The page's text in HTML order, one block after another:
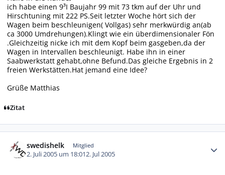
ich habe einen 9³I Baujahr 99 mit 73 tkm auf der Uhr und
Hirschtuning mit 222 PS.Seit letzter Woche hört sich der
Wagen beim beschleunigen( Vollgas) sehr merkwürdig an(ab
ca 3000 Umdrehungen).Klingt wie ein überdimensionaler Fön
.Gleichzeitig nicke ich mit dem Kopf beim gasgeben,da der
Wagen in Intervallen beschleunigt. Habe ihn in einer
Saabwerkstatt gehabt,ohne Befund.Das gleiche Ergebnis in 2
freien Werkstätten.Hat jemand eine Idee?
Grüße Matthias
Zitat
swedishelk Mitglied
2. Juli 2005 um 18:012. Jul 2005